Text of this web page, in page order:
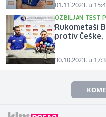
01.11.2023. u
OZBILJAN TEST
Rukometaši
protiv
30.10.2023. u